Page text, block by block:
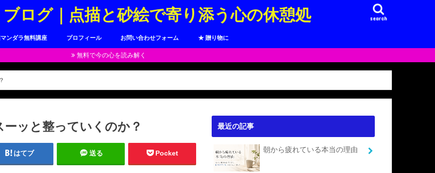
ログ｜点描と砂絵で寄り添う心の休憩処 search
ンダラ無料講座 プロフィール お問い合わせフォーム ★ 贈り物に
無料で今の心を読み解く
ッと整っていくのか？
はてブ 送る Pocket
最近の記事
朝から疲れている本当の理由